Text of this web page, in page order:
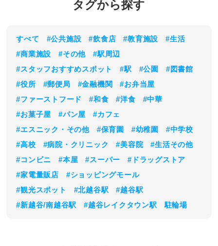
タグから探す
すべて #公共施設 #飲食店 #教育施設
#生活
#商業施設
#その他
#駅周辺
#スタッフおすすめスポット
#駅 #公園
#図書館
#役所
#郵便局 #金融機関
#お弁当屋
#ファーストフード
#和食 #洋食
#中華
#お菓子屋
#パン屋
#カフェ
#エスニック・その他
#保育園 #幼稚園
#中学校
#高校
#病院・クリニック #美容院
#生活その他
#コンビニ
#本屋 #スーパー
#ドラッグストア
#家電量販店
#ショッピングモール
#観光スポット
#北越谷駅
#越谷駅
#新越谷/南越谷駅
#越谷レイクタウン駅 駐輪場